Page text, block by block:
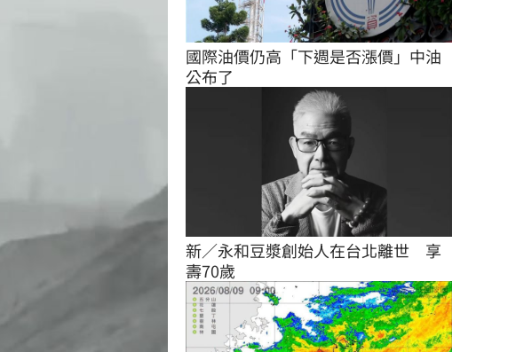
國際油價仍高「下週是否漲價」中油
公布了
新／永和豆漿創始人在台北離世　享
壽70歲